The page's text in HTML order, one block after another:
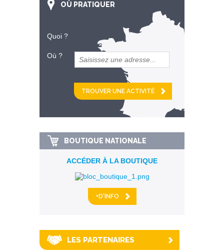
OÙ PRATIQUER
Quoi ?
Où ?
et
km alentour
BOUTIQUE NATIONALE
ACCÉDER À LA BOUTIQUE
+D'INFO
LES PARTENAIRES